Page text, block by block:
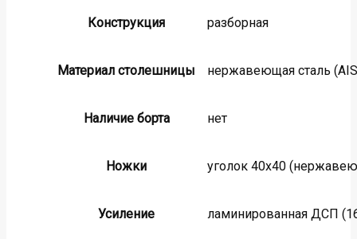
Конструкция разборная
Материал столешницы нержавеющая сталь
Наличие борта нет
Ножки уголок 40х40
Усиление ламинированная ДСП